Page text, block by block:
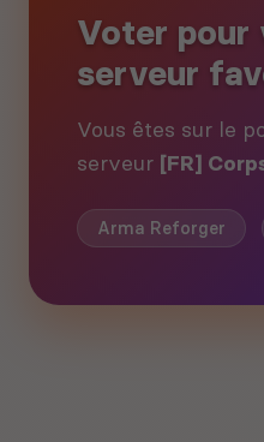
Voter pour
serveur
Vous êtes sur le
serveur [FR]
Arma Reforger